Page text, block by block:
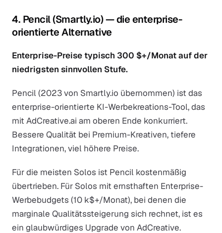
4. Pencil (Smartly.io) — die enterprise-
orientierte Alternative
Enterprise-Preise typisch 300 $+/Monat auf der
niedrigsten sinnvollen Stufe.
Pencil (2023 von Smartly.io übernommen) ist das
enterprise-orientierte KI-Werbekreations-Tool, das
mit AdCreative.ai am oberen Ende konkurriert.
Bessere Qualität bei Premium-Kreativen, tiefere
Integrationen, viel höhere Preise.
Für die meisten Solos ist Pencil kostenmäßig
übertrieben. Für Solos mit ernsthaften Enterprise-
Werbebudgets (10 k$+/Monat), bei denen die
marginale Qualitätssteigerung sich rechnet, ist es
ein glaubwürdiges Upgrade von AdCreative.